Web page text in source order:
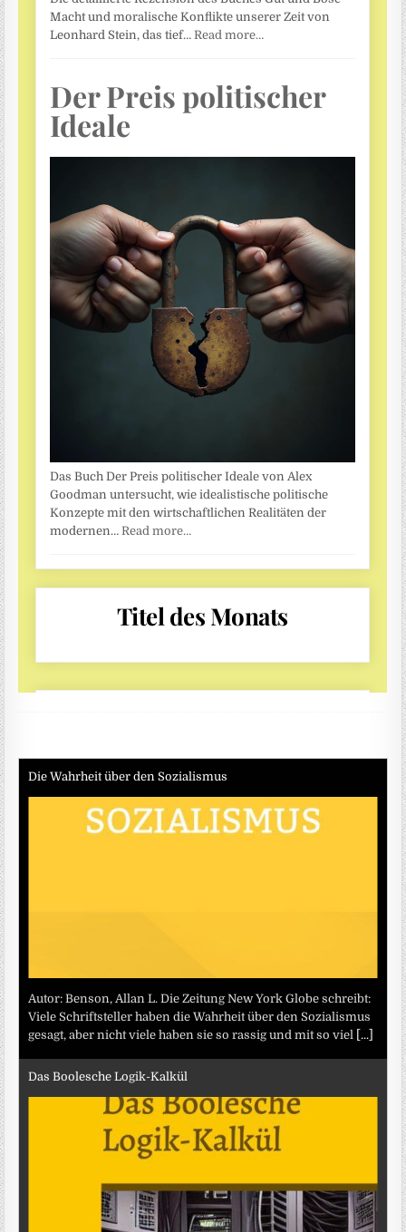
Die Wahrheit über den Sozialismus
Autor: Benson, Allan L. Die Zeitung New York Globe schreibt:
Viele Schriftsteller haben die Wahrheit über den Sozialismus
gesagt, aber nicht viele haben sie so rassig und mit so viel
[...]
Das Boolesche Logik-Kalkül